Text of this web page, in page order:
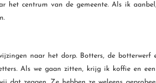
het centrum van de gemeente. Als ik
naar het dorp. Botters, de botterwerf
Als we gaan zitten, krijg ik koffie en